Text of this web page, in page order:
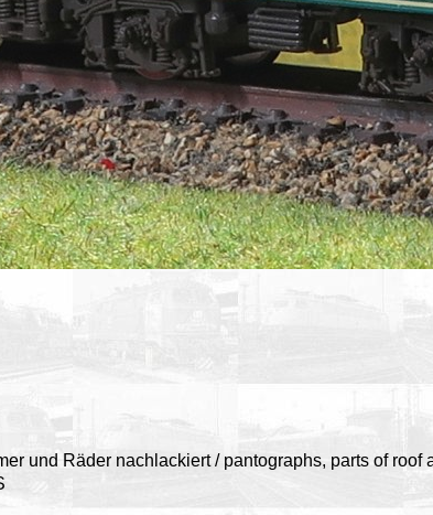
und Räder nachlackiert / pantographs, parts of